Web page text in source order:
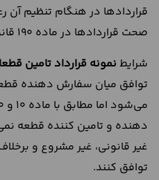
قراردادها در هنگام تنظیم
صحت قرارداد‌ها در ماده 190 قانون مدنی مشخص شده است.
شرایط نمونه قرارداد تامین
توافق میان سفارش دهنده
دهنده و تامین کننده قطعه
غیر قانونی، غیر مشروع و
توافق کنند.